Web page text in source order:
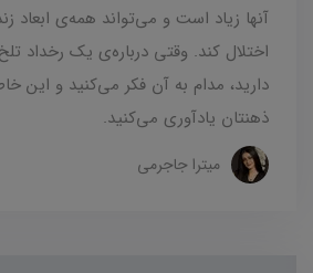
آنها زیاد است و می‌تواند همه‌ی ابعاد
اختلال کند. وقتی درباره‌ی یک رخداد
دارید، مدام به آن فکر می‌کنید و این
ذهنتان یادآوری می‌کنید.
میترا جاجرمی